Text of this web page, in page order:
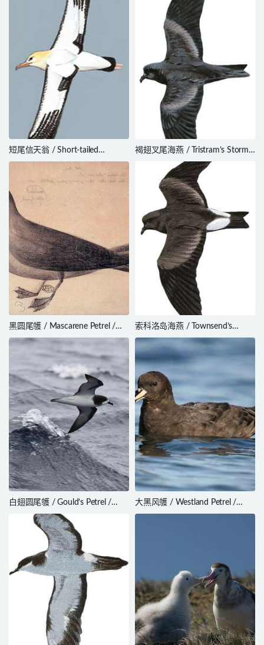
短尾信天翁 / Short-tailed
Albatross / Phoebastria albatrus
褐翅叉尾海燕 / Tristram’s Storm
Petrel / Oceanodroma tristrami
黑圆尾鹱 / Mascarene Petrel /
Pseudobulweria aterrima
索科洛岛海燕 / Townsend’s
Storm Petrel / Oceanodroma
socorroensis
白翅圆尾鹱 / Gould’s Petrel /
Pterodroma leucoptera
大黑风鹱 / Westland Petrel /
Procellaria westlandica